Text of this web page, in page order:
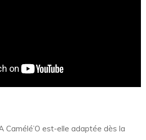
Camélé’O est-elle adaptée dès la